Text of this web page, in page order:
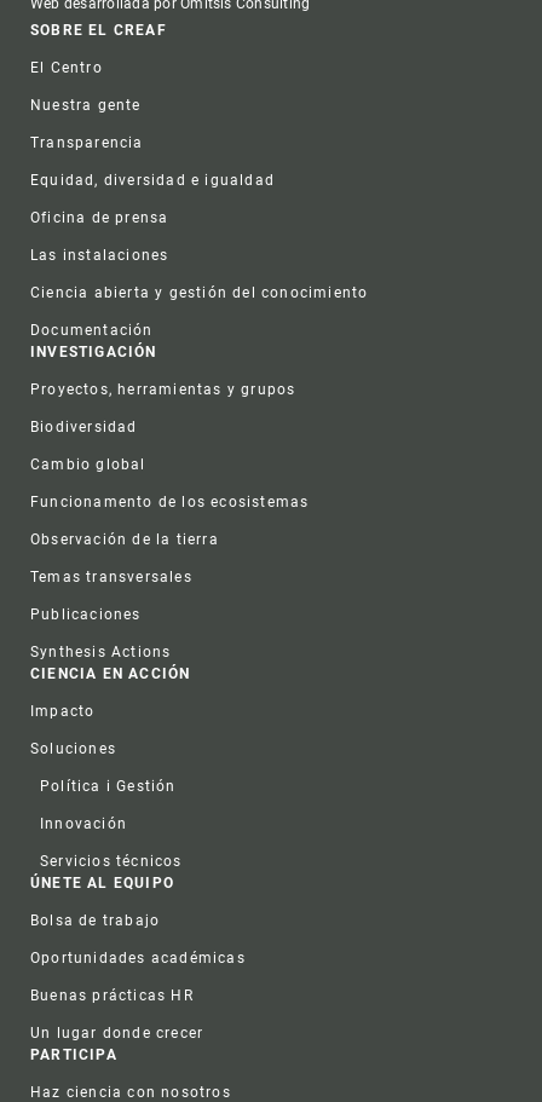
Web desarrollada por Omitsis Consulting
Footer
SOBRE EL CREAF
El Centro
Nuestra gente
Transparencia
Equidad, diversidad e igualdad
Oficina de prensa
Las instalaciones
Ciencia abierta y gestión del conocimiento
Documentación
INVESTIGACIÓN
Proyectos, herramientas y grupos
Biodiversidad
Cambio global
Funcionamento de los ecosistemas
Observación de la tierra
Temas transversales
Publicaciones
Synthesis Actions
CIENCIA EN ACCIÓN
Impacto
Soluciones
Política i Gestión
Innovación
Servicios técnicos
ÚNETE AL EQUIPO
Bolsa de trabajo
Oportunidades académicas
Buenas prácticas HR
Un lugar donde crecer
PARTICIPA
Haz ciencia con nosotros